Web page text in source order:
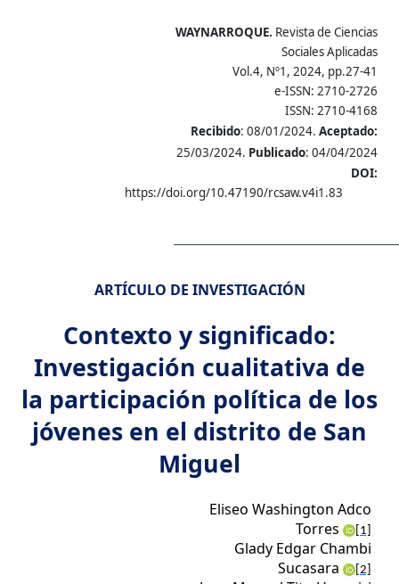
WAYNARROQUE. Revista de Ciencias
Sociales Aplicadas
Vol.4, Nº1, 2024, pp.27-41
e-ISSN: 2710-2726
ISSN: 2710-4168
Recibido: 08/01/2024. Aceptado:
25/03/2024. Publicado: 04/04/2024
DOI:
https://doi.org/10.47190/rcsaw.v4i1.83
ARTÍCULO DE INVESTIGACIÓN
Contexto y significado:
Investigación cualitativa de
la participación política de los
jóvenes en el distrito de San
Miguel
Eliseo Washington Adco
Torres
[1]
Glady Edgar Chambi
Sucasara
[2]